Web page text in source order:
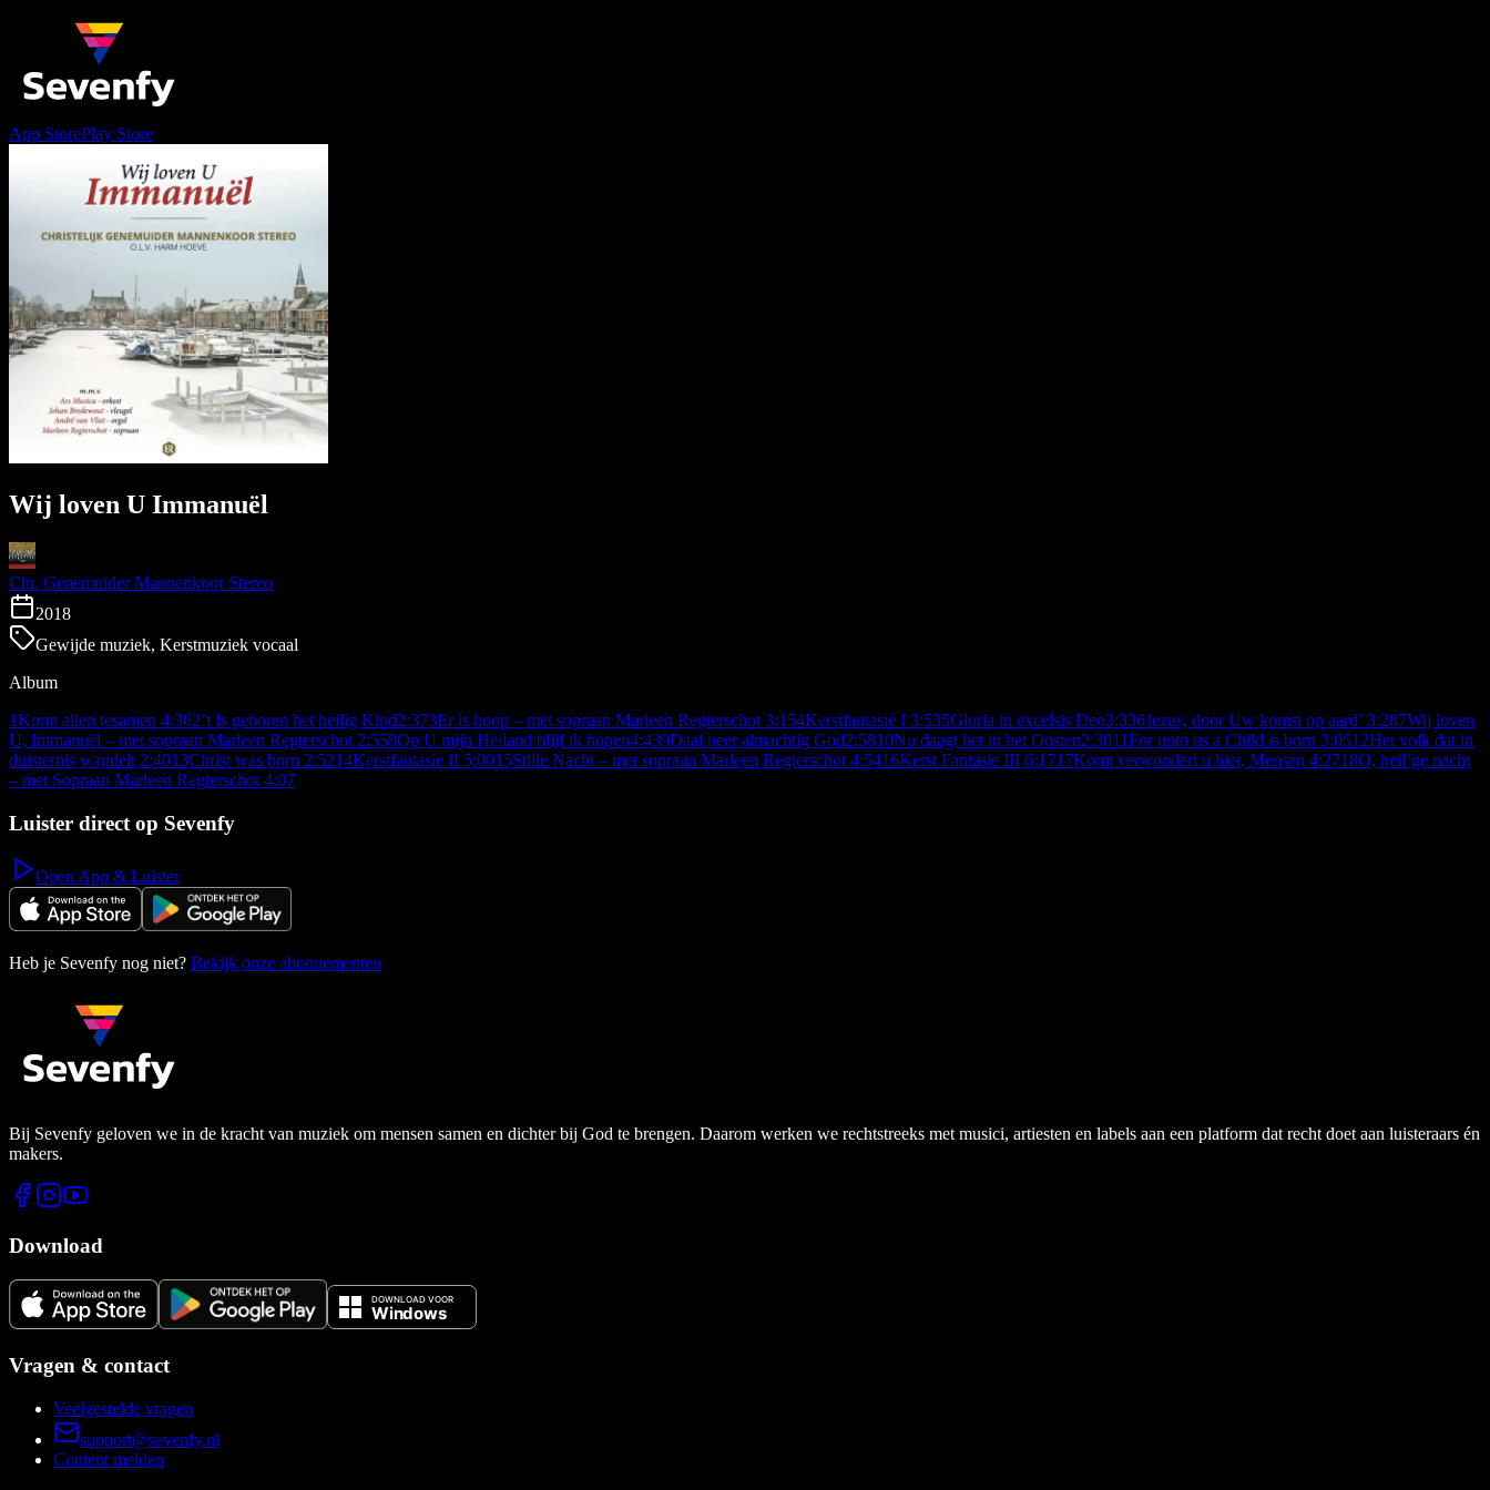
App StorePlay Store
Wij loven U Immanuël
Chr. Genemuider Mannenkoor Stereo
2018
Gewijde muziek, Kerstmuziek vocaal
Album
1Komt allen tesamen 4:302’t Is geboren het heilig Kind2:373Er is hoop – met sopraan Marleen Regterschot 3:154Kerstfantasie I 3:535Gloria in excelsis Deo3:336Jezus, door Uw komst op aard’ 3:287Wij loven
U, Immanuël – met sopraan Marleen Regterschot 2:558Op U mijn Heiland blijf ik hopen4:439Daal neer almachtig God2:5810Nu daagt het in het Oosten2:3011For unto us a Child is born 3:0512Het volk dat in
duisternis wandelt 2:4013Christ was born 2:5214Kerstfantasie II 5:0015Stille Nacht – met sopraan Marleen Regterschot 4:5416Kerst Fantasie III 6:1717Komt verwondert u hier, Mensen 4:2718O, heil’ge nacht
– met Sopraan Marleen Regterschot 4:07
Luister direct op Sevenfy
Open App & Luister
Heb je Sevenfy nog niet? Bekijk onze abonnementen
Bij Sevenfy geloven we in de kracht van muziek om mensen samen en dichter bij God te brengen. Daarom werken we rechtstreeks met musici, artiesten en labels aan een platform dat recht doet aan luisteraars én
makers.
Download
Vragen & contact
Veelgestelde vragen
support@sevenfy.nl
Content melden